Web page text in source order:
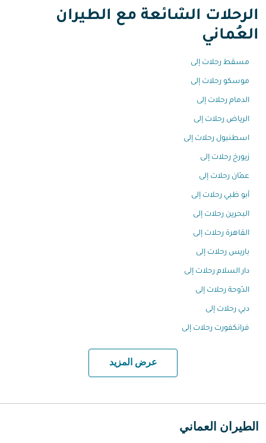
الرحلات الشائعة مع الطيران
العُماني
مسقط رحلات إلى
موسكو رحلات إلى
الدمام رحلات إلى
الرياض رحلات إلى
اسطنبول رحلات إلى
زيورخ رحلات إلى
عمّان رحلات إلى
أبو ظبي رحلات إلى
البحرين رحلات إلى
القاهرة رحلات إلى
باريس رحلات إلى
دار السلام رحلات إلى
الدّوحة رحلات إلى
دبي رحلات إلى
فرانكفورت رحلات إلى
عرض المزيد
الطيران العماني